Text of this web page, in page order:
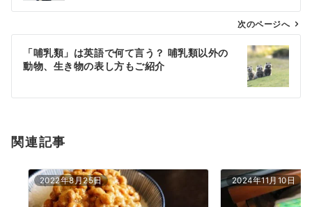
ビ
ン
次のページへ
「哺乳類」は英語で何て言う？ 哺乳類以外の
動物、生き物の表し方もご紹介
関連記事
2022年8月25日 2024年11月10日